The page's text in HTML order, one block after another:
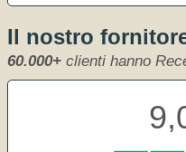
Il nostro
60.000+ clienti hanno